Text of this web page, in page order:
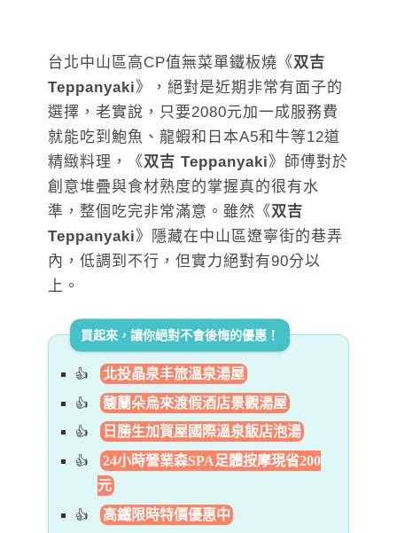
台北中山區高CP值無菜單鐵板燒《双吉
Teppanyaki》，絕對是近期非常有面子的
選擇，老實說，只要2080元加一成服務費
就能吃到鮑魚、龍蝦和日本A5和牛等12道
精緻料理，《双吉 Teppanyaki》師傅對於
創意堆疊與食材熟度的掌握真的很有水
準，整個吃完非常滿意。雖然《双吉
Teppanyaki》隱藏在中山區遼寧街的巷弄
內，低調到不行，但實力絕對有90分以
上。
買起來，讓你絕對不會後悔的優惠！
北投晶泉丰旅溫泉湯屋
馥蘭朵烏來渡假酒店景觀湯屋
日勝生加賀屋國際溫泉飯店泡湯
24小時營業森SPA足體按摩現省200
元
高鐵限時特價優惠中